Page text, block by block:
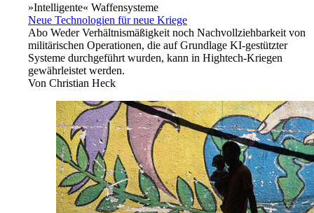
»Intelligente« Waffensysteme
Neue Technologien für neue Kriege
Abo Weder Verhältnismäßigkeit noch Nachvollziehbarkeit von
militärischen Operationen, die auf Grundlage KI-gestützter
Systeme durchgeführt wurden, kann in Hightech-Kriegen
gewährleistet werden.
Von Christian Heck